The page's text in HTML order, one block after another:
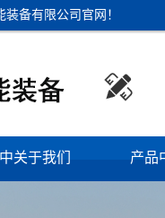
备有限公司官网！

关于我们 产品